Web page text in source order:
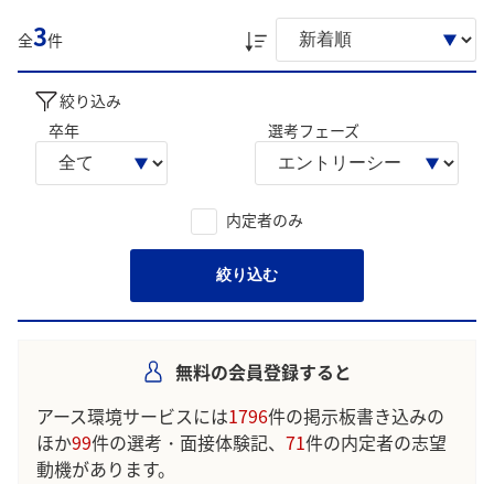
全3件
絞り込み
卒年
選考フェーズ
内定者のみ
絞り込む
無料の会員登録すると
アース環境サービスには1796件の掲示板書き込みの
ほか99件の選考・面接体験記、 71件の内定者の志望
動機があります。